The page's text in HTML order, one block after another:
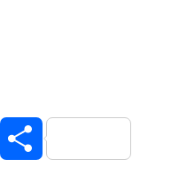
Twitter Share